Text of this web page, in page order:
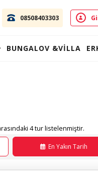
08508403303
BUNGALOV &VİLLA
4 tur listelenmiştir.
En Yakın Tarih